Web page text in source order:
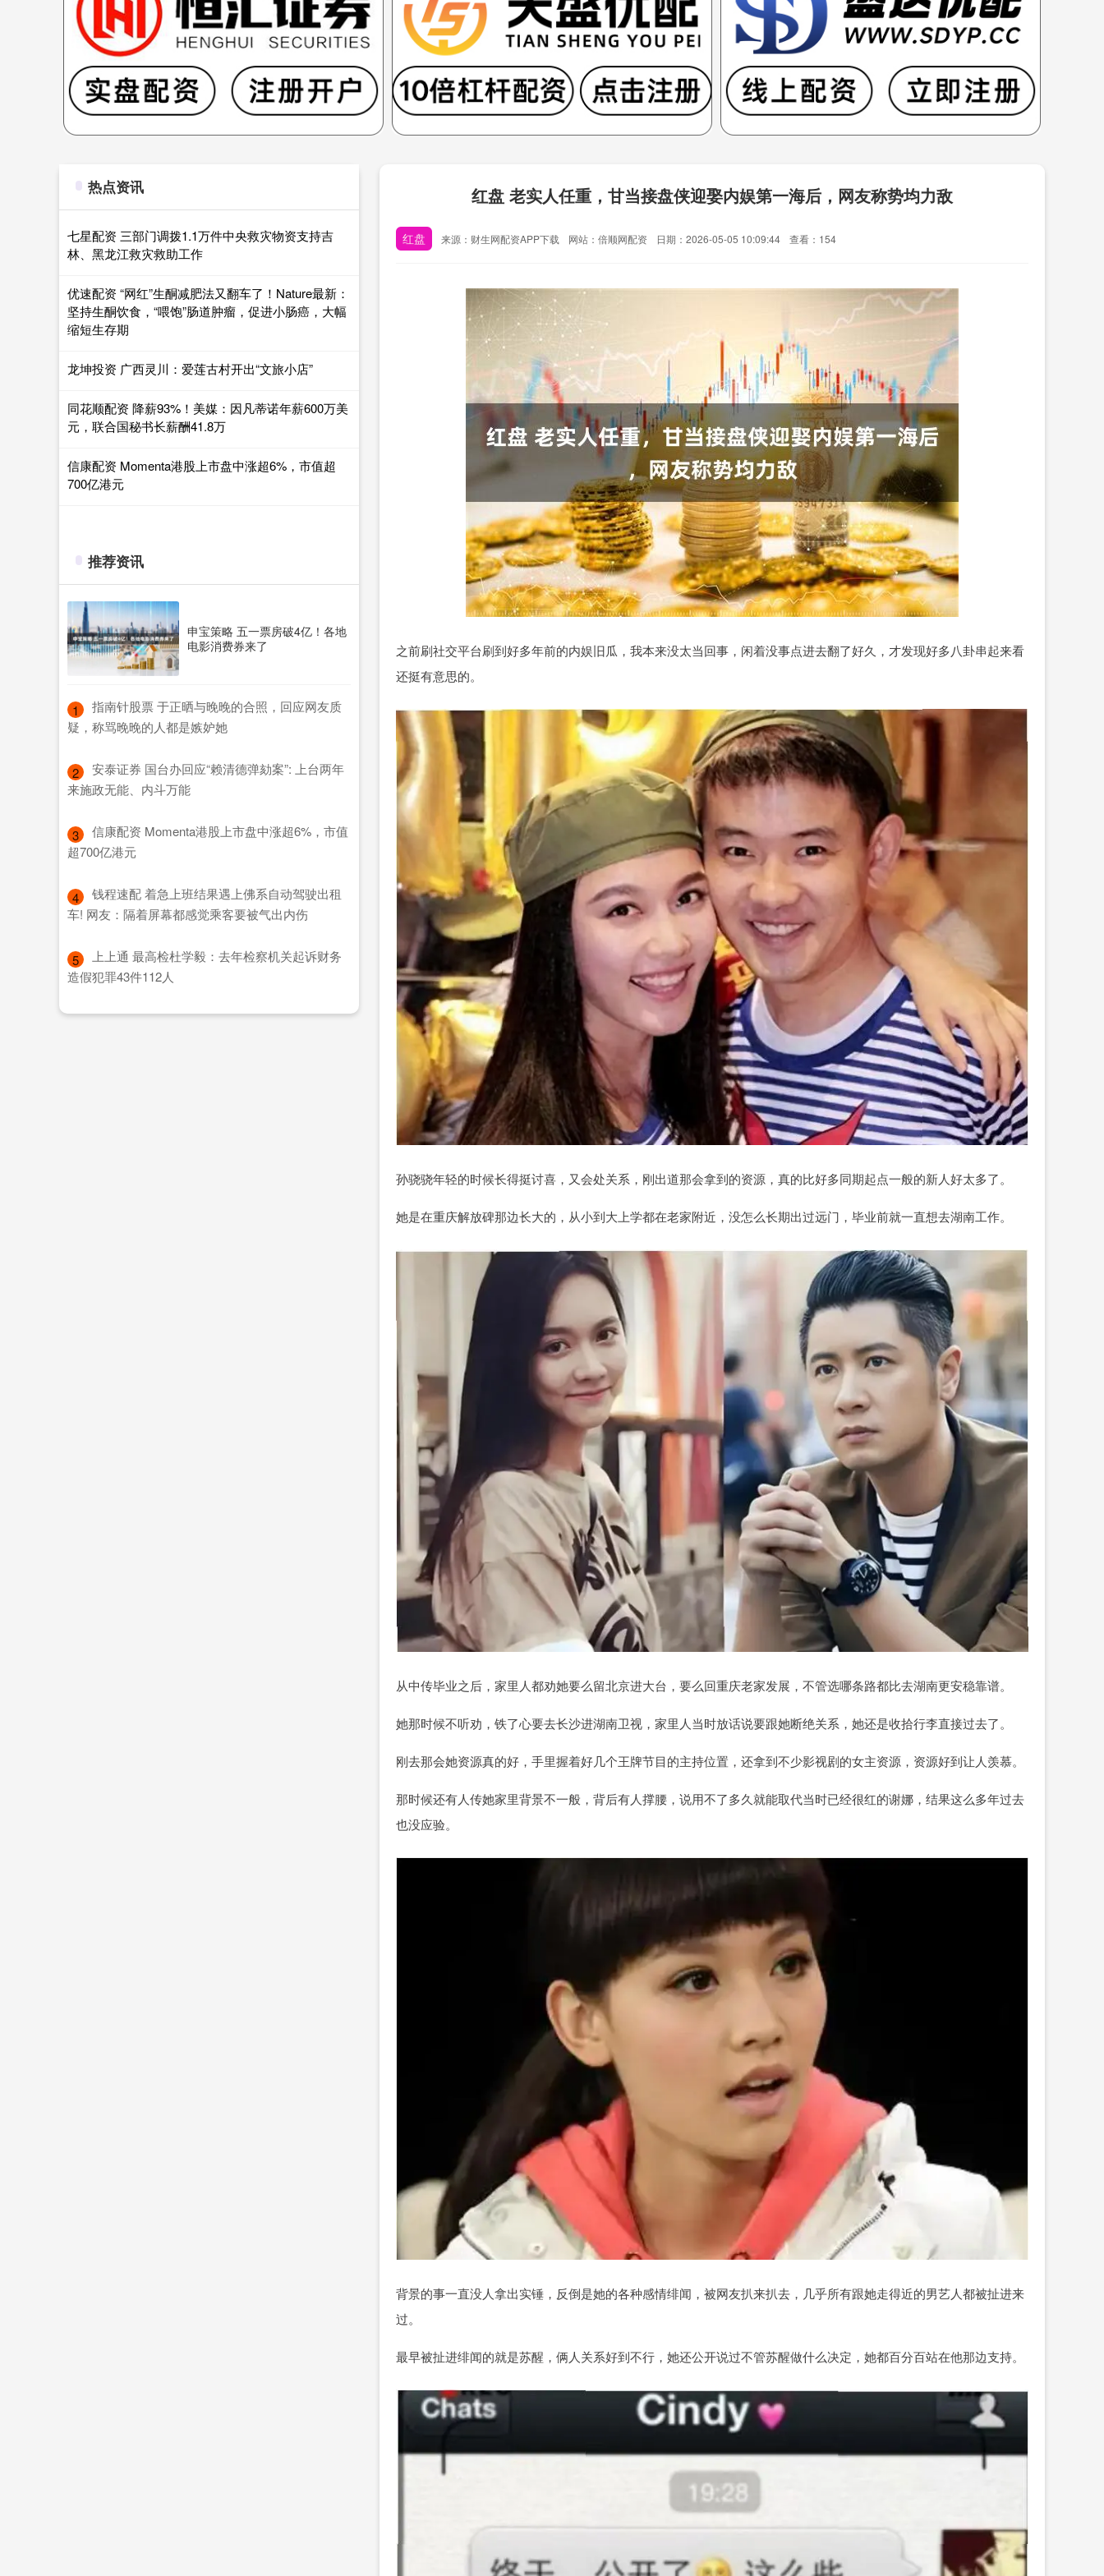
红盘 老实人任重，甘当接盘侠迎娶内娱第一海后，网友称势均力敌
红盘 来源：财生网配资APP下载 网站：倍顺网配资 日期：2026-05-05 10:09:44 查看：154
之前刷社交平台刷到好多年前的内娱旧瓜，我本来没太当回事，闲着没事点进去翻了好久，才发现好多八卦串起来看
还挺有意思的。
孙骁骁年轻的时候长得挺讨喜，又会处关系，刚出道那会拿到的资源，真的比好多同期起点一般的新人好太多了。
她是在重庆解放碑那边长大的，从小到大上学都在老家附近，没怎么长期出过远门，毕业前就一直想去湖南工作。
从中传毕业之后，家里人都劝她要么留北京进大台，要么回重庆老家发展，不管选哪条路都比去湖南更安稳靠谱。
她那时候不听劝，铁了心要去长沙进湖南卫视，家里人当时放话说要跟她断绝关系，她还是收拾行李直接过去了。
刚去那会她资源真的好，手里握着好几个王牌节目的主持位置，还拿到不少影视剧的女主资源，资源好到让人羡慕。
那时候还有人传她家里背景不一般，背后有人撑腰，说用不了多久就能取代当时已经很红的谢娜，结果这么多年过去
也没应验。
背景的事一直没人拿出实锤，反倒是她的各种感情绯闻，被网友扒来扒去，几乎所有跟她走得近的男艺人都被扯进来
过。
最早被扯进绯闻的就是苏醒，俩人关系好到不行，她还公开说过不管苏醒做什么决定，她都百分百站在他那边支持。
热点资讯
七星配资 三部门调拨1.1万件中央救灾物资支持吉
林、黑龙江救灾救助工作
优速配资 “网红”生酮减肥法又翻车了！Nature最新：
坚持生酮饮食，“喂饱”肠道肿瘤，促进小肠癌，大幅
缩短生存期
龙坤投资 广西灵川：爱莲古村开出“文旅小店”
同花顺配资 降薪93%！美媒：因凡蒂诺年薪600万美
元，联合国秘书长薪酬41.8万
信康配资 Momenta港股上市盘中涨超6%，市值超
700亿港元
推荐资讯
申宝策略 五一票房破4亿！各地
电影消费券来了
1
​指南针股票 于正晒与晚晚的合照，回应网友质
疑，称骂晚晚的人都是嫉妒她
2
​安泰证券 国台办回应“赖清德弹劾案”: 上台两年
来施政无能、内斗万能
3
​信康配资 Momenta港股上市盘中涨超6%，市值
超700亿港元
4
​钱程速配 着急上班结果遇上佛系自动驾驶出租
车! 网友：隔着屏幕都感觉乘客要被气出内伤
5
​上上通 最高检杜学毅：去年检察机关起诉财务
造假犯罪43件112人